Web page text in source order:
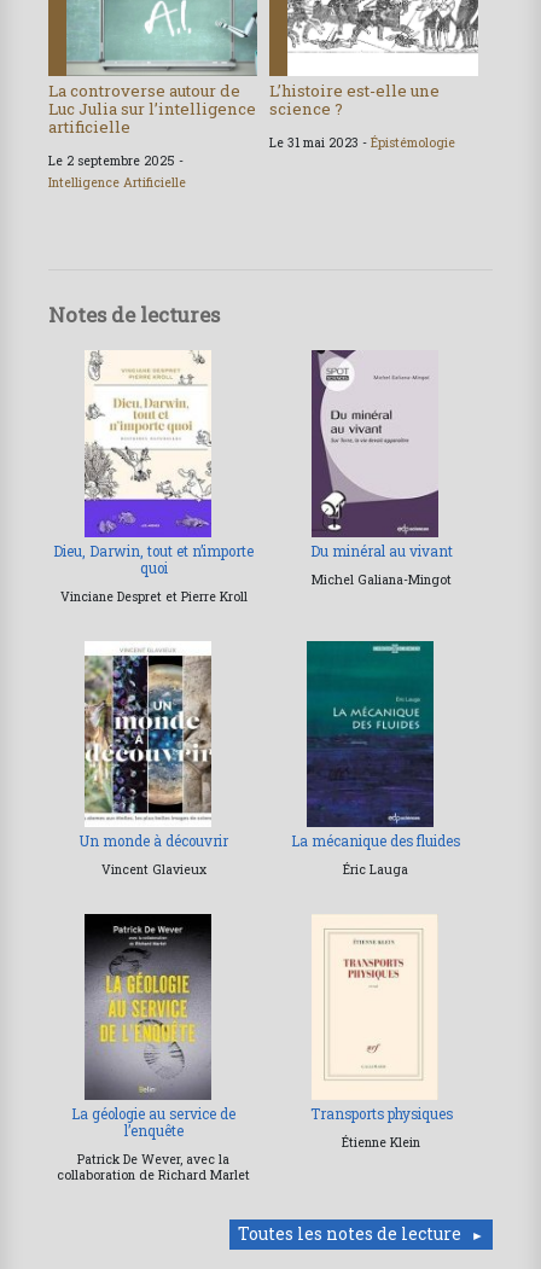
La controverse autour de
Luc Julia sur l’intelligence
artificielle
Le 2 septembre 2025 -
Intelligence Artificielle
L’histoire est-elle une
science ?
Le 31 mai 2023 - Épistémologie
Notes de lectures
Dieu, Darwin, tout et n’importe
quoi
Vinciane Despret et Pierre Kroll
Du minéral au vivant
Michel Galiana-Mingot
Un monde à découvrir
Vincent Glavieux
La mécanique des fluides
Éric Lauga
La géologie au service de
l’enquête
Patrick De Wever, avec la
collaboration de Richard Marlet
Transports physiques
Étienne Klein
Toutes les notes de lecture